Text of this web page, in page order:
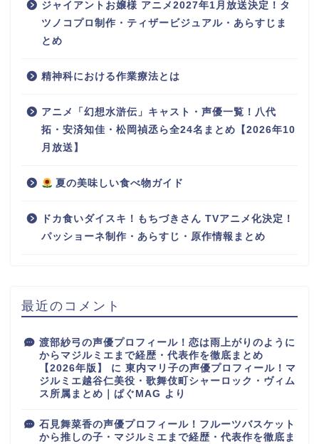
ジャイアントお嬢様 アニメ2027年1月放送決定！タ
ツノコプロ制作・ティザービジュアル・あらすじま
とめ
精神科における作業療法とは
アニメ「幻想水滸伝」キャスト・声優一覧！八代
拓・安済知佳・松岡禎丞ら全24名まとめ【2026年10
月放送】
夏の美味しい食べ物ガイド
ドカ食いダイスキ！もちづきさん TVアニメ化決定！
パッショーネ制作・あらすじ・原作情報まとめ
最近のコメント
渡部紗弓の声優プロフィール！恋は雨上がりのように
からマジルミエまで経歴・代表作を徹底まとめ
【2026年版】
に 東内マリ子の声優プロフィール！マ
ジルミエ越谷仁美役・歌舞伎町シャーロック・ヴィム
ス所属まとめ｜ぱぐMAG より
石見舞菜香の声優プロフィール！フルーツバスケット
から推しの子・マジルミエまで経歴・代表作を徹底ま